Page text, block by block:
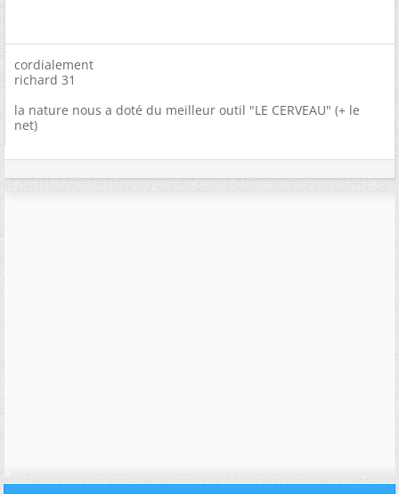
cordialement
richard 31
la nature nous a doté du meilleur outil "LE CERVEAU" (+ le
net)